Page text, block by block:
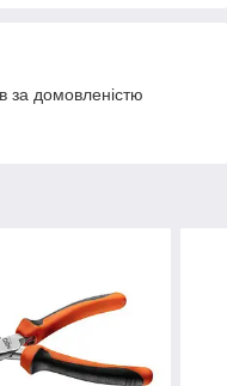
за домовленістю